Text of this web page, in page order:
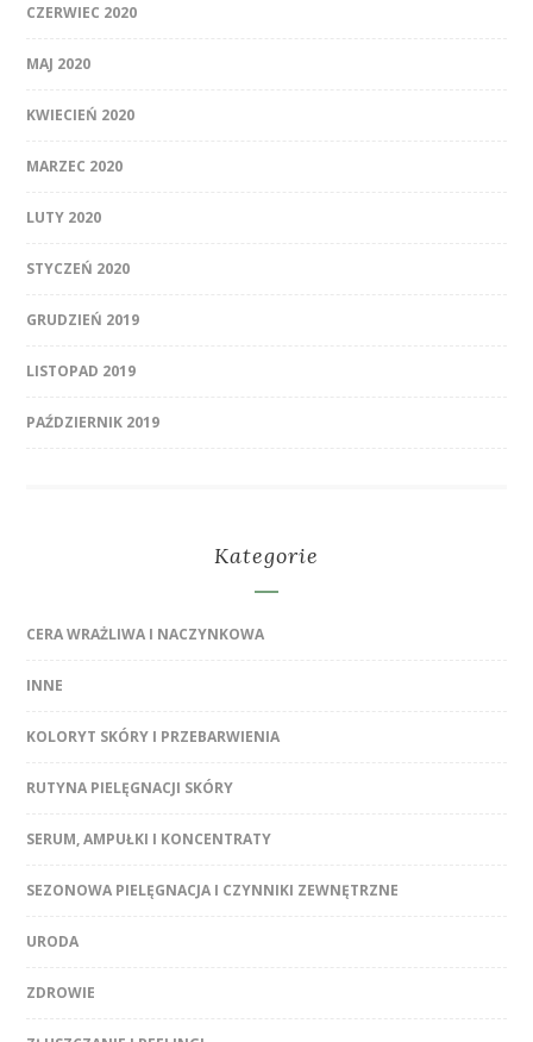
CZERWIEC 2020
MAJ 2020
KWIECIEŃ 2020
MARZEC 2020
LUTY 2020
STYCZEŃ 2020
GRUDZIEŃ 2019
LISTOPAD 2019
PAŹDZIERNIK 2019
Kategorie
CERA WRAŻLIWA I NACZYNKOWA
INNE
KOLORYT SKÓRY I PRZEBARWIENIA
RUTYNA PIELĘGNACJI SKÓRY
SERUM, AMPUŁKI I KONCENTRATY
SEZONOWA PIELĘGNACJA I CZYNNIKI ZEWNĘTRZNE
URODA
ZDROWIE